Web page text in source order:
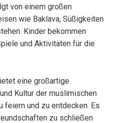
von einem großen
wie Baklava, Süßigkeiten
Kinder bekommen
und Aktivitäten für die
eine großartige
Kultur der muslimischen
feiern und zu entdecken. Es
zu schließen